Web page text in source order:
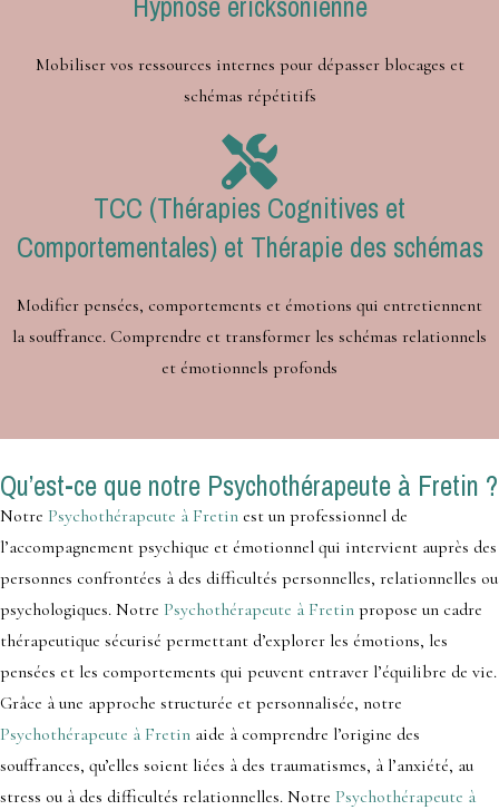
Mobiliser vos ressources internes pour dépasser blocages et
schémas répétitifs
TCC (Thérapies Cognitives et
Comportementales) et Thérapie des schémas
Modifier pensées, comportements et émotions qui entretiennent
la souffrance. Comprendre et transformer les schémas relationnels
et émotionnels profonds
Qu’est-ce que notre Psychothérapeute à Fretin ?
Notre Psychothérapeute à Fretin est un professionnel de
l’accompagnement psychique et émotionnel qui intervient auprès des
personnes confrontées à des difficultés personnelles, relationnelles ou
psychologiques. Notre Psychothérapeute à Fretin propose un cadre
thérapeutique sécurisé permettant d’explorer les émotions, les
pensées et les comportements qui peuvent entraver l’équilibre de vie.
Grâce à une approche structurée et personnalisée, notre
Psychothérapeute à Fretin aide à comprendre l’origine des
souffrances, qu’elles soient liées à des traumatismes, à l’anxiété, au
stress ou à des difficultés relationnelles. Notre Psychothérapeute à